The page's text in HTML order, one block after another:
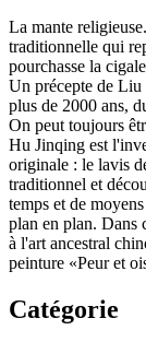
La mante
traditionnelle qui
pourchasse la
Un précepte de
plus de 2000 ans,
On peut toujours
Hu Jinqing est
originale : le lavis
traditionnel et
temps et de
plan en plan. Dans
à l'art ancestral
peinture «Peur et
Catégorie